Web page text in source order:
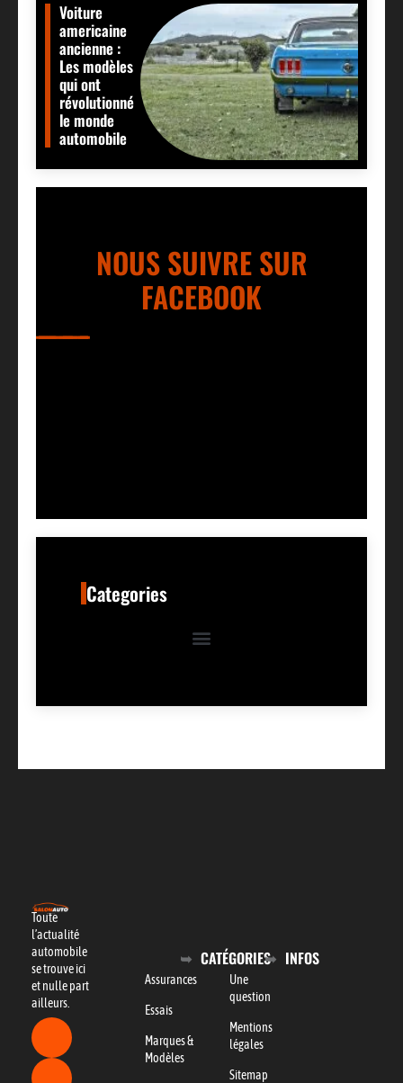
Voiture
americaine
ancienne :
Les modèles
qui ont
révolutionné
le monde
automobile
NOUS SUIVRE SUR
FACEBOOK
Categories
Toute
l’actualité
automobile
se trouve ici
et nulle part
ailleurs.
CATÉGORIES
Assurances
Essais
Marques &
Modèles
INFOS
Une
question
Mentions
légales
Sitemap